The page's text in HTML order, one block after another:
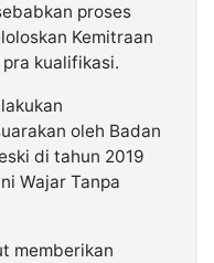
proses
Kemitraan
kualifikasi.
oleh Badan
di tahun 2019
Wajar Tanpa
memberikan